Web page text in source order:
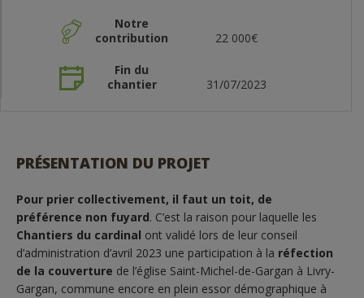
Notre
contribution
22 000€
Fin du
chantier
31/07/2023
PRÉSENTATION DU PROJET
Pour prier collectivement, il faut un toit, de
préférence non fuyard. C’est la raison pour laquelle les
Chantiers du cardinal ont validé lors de leur conseil
d’administration d’avril 2023 une participation à la réfection
de la couverture de l’église Saint-Michel-de-Gargan à Livry-
Gargan, commune encore en plein essor démographique à